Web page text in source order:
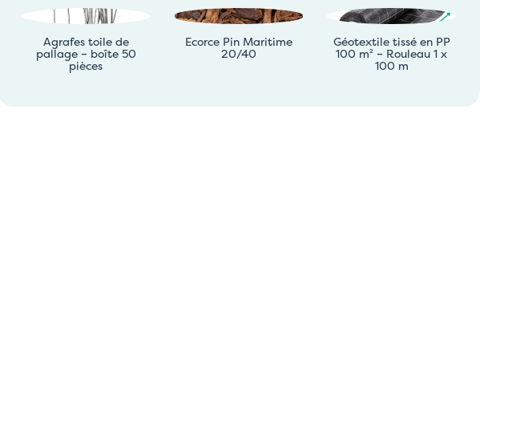
Agrafes toile de
pallage – boîte 50
pièces
Ecorce Pin Maritime
20/40
Géotextile tissé en PP
100 m² – Rouleau 1 x
100 m